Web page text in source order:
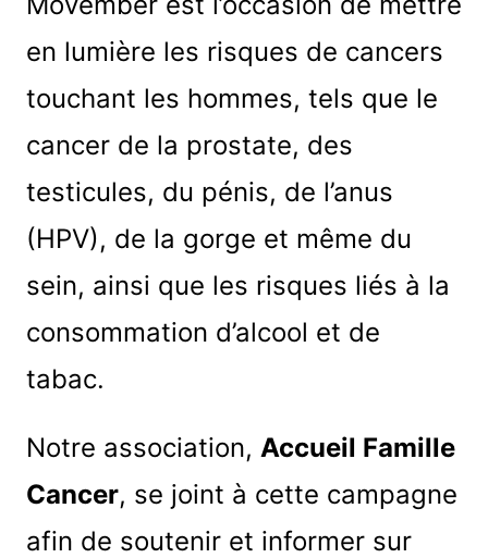
en lumière les risques de cancers
touchant les hommes, tels que le
cancer de la prostate, des
testicules, du pénis, de l’anus
(HPV), de la gorge et même du
sein, ainsi que les risques liés à la
consommation d’alcool et de
tabac.
Notre association, Accueil Famille
Cancer, se joint à cette campagne
afin de soutenir et informer sur